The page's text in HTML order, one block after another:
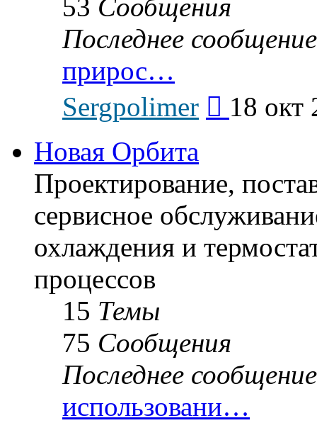
53 Сообщения
Последнее сообщение
прирос…
Sergpolimer
последнему
18 окт
Новая Орбита
Проектирование,
сервисное
охлаждения и
процессов
15 Темы
75 Сообщения
Последнее сообщение
использовани…